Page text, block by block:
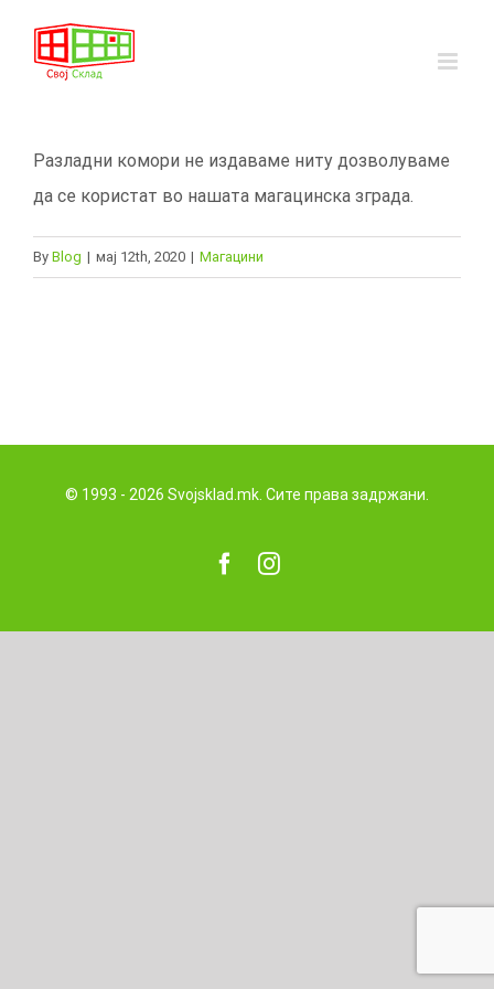
Разладни комори не издаваме ниту дозволуваме
да се користат во нашата магацинска зграда.
By Blog | мај 12th, 2020 | Магацини
© 1993 - 2026 Svojsklad.mk. Сите права задржани.
facebookinstagram